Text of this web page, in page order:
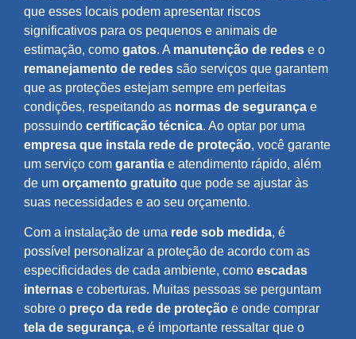
que esses locais podem apresentar riscos
significativos para os pequenos e animais de
estimação, como gatos. A manutenção de redes e o
remanejamento de redes são serviços que garantem
que as proteções estejam sempre em perfeitas
condições, respeitando as normas de segurança e
possuindo certificação técnica. Ao optar por uma
empresa que instala rede de proteção, você garante
um serviço com garantia e atendimento rápido, além
de um orçamento gratuito que pode se ajustar às
suas necessidades e ao seu orçamento.
Com a instalação de uma rede sob medida, é
possível personalizar a proteção de acordo com as
especificidades de cada ambiente, como escadas
internas e coberturas. Muitas pessoas se perguntam
sobre o preço da rede de proteção e onde comprar
tela de segurança, e é importante ressaltar que o